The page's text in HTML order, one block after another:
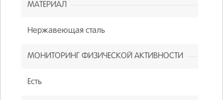
МАТЕРИАЛ
Нержавеющая сталь
МОНИТОРИНГ ФИЗИЧЕСКОЙ АКТИВНОСТИ
Есть